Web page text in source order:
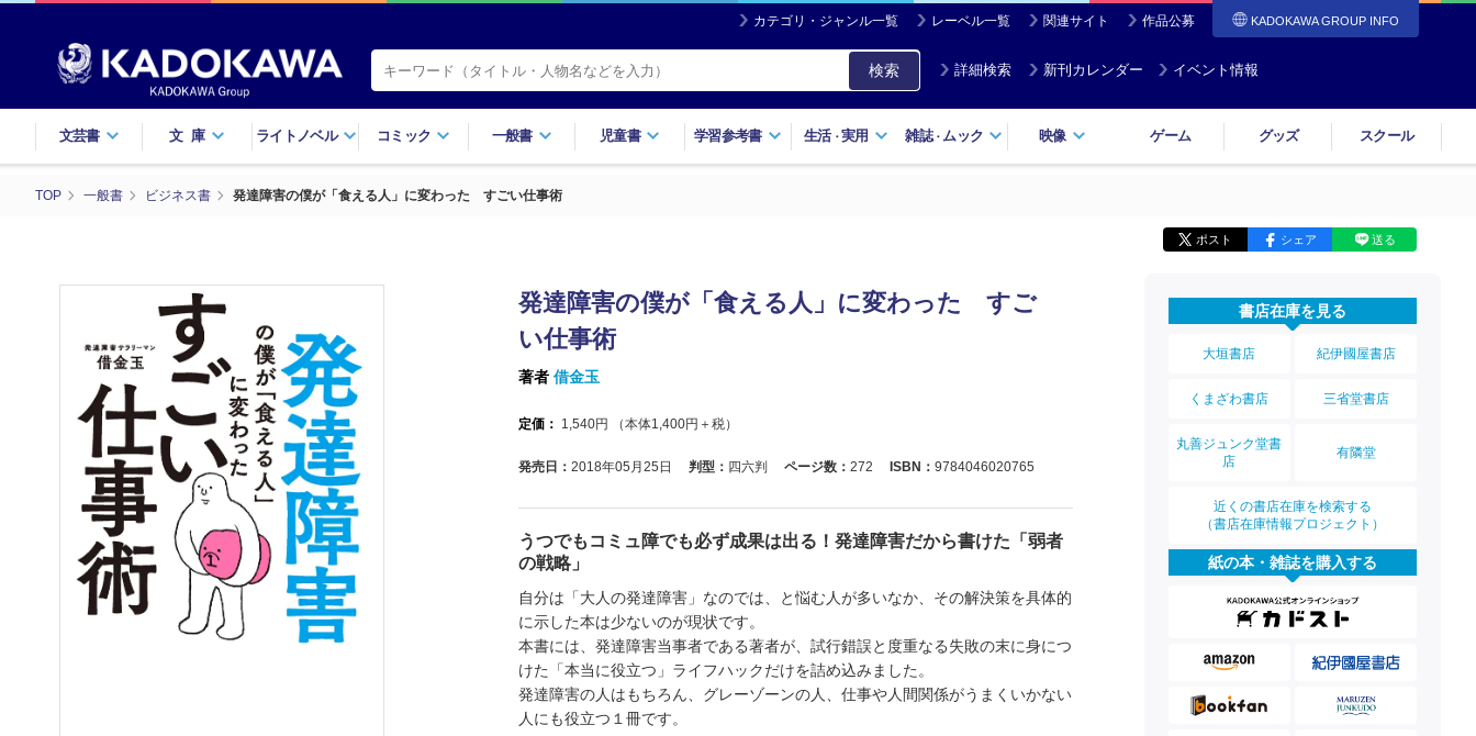
カテゴリ・ジャンル一覧 レーベル一覧 関連サイト 作品公募 KADOKAWA GROUP INFO
検索 詳細検索 新刊カレンダー イベント情報
文芸書 文庫 ライトノベル コミック 一般書 児童書 学習参考書 生活・実用 雑誌・ ムック 映像 ゲーム グッズ スクール
TOP 一般書 ビジネス書 発達障害の僕が「食える人」に変わった すごい仕事術
ポスト シェア 送る
発達障害の僕が「食える人」に変わった すご
い仕事術
著者 借金玉
定価： 1,540円 （本体1,400円＋税）
発売日： 2018年05月25日 判型： 四六判 ページ数： 272 ISBN： 9784046020765
うつでもコミュ障でも必ず成果は出る！発達障害だから書けた「弱者
の戦略」
自分は「大人の発達障害」なのでは、と悩む人が多いなか、その解決策を具体的
に示した本は少ないのが現状です。
本書には、発達障害当事者である著者が、試行錯誤と度重なる失敗の末に身につ
けた「本当に役立つ」ライフハックだけを詰め込みました。
発達障害の人はもちろん、グレーゾーンの人、仕事や人間関係がうまくいかない
人にも役立つ１冊です。
書店在庫を見る
大垣書店 紀伊國屋書店
くまざわ書店 三省堂書店
丸善ジュンク堂書
店
有隣堂
近くの書店在庫を検索する
（書店在庫情報プロジェクト）
紙の本・雑誌を購入する